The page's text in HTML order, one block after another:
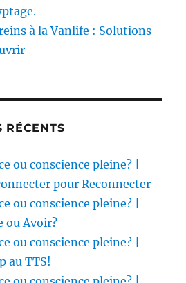
à la Vanlife : Solutions
RÉCENTS
ou conscience pleine? |
pour Reconnecter
ou conscience pleine? |
ou Avoir?
ou conscience pleine? |
au TTS!